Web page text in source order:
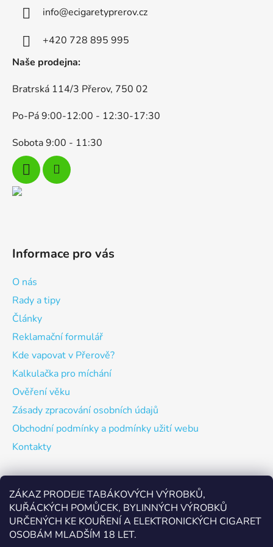
ZÁKAZ PRODEJE TABÁKOVÝCH VÝROBKŮ,
KUŘÁCKÝCH POMŮCEK, BYLINNÝCH VÝROBKŮ
URČENÝCH KE KOUŘENÍ A ELEKTRONICKÝCH CIGARET
OSOBÁM MLADŠÍM 18 LET.
v
p
s
info@ecigaretyprerov.cz
+420 728 895 995
Naše prodejna:
Bratrská 114/3 Přerov, 750 02
Po-Pá 9:00-12:00 - 12:30-17:30
Sobota 9:00 - 11:30
Informace pro vás
O nás
Rady a tipy
Články
Reklamační formulář
Kde vapovat v Přerově?
Kalkulačka pro míchání
Ověření věku
Zásady zpracování osobních údajů
Obchodní podmínky a podmínky užití webu
Kontakty
Odebírat newsletter
Vložte svůj e-mail a my vám budeme zasílat informace o
nových produktech na našem e-shopu.